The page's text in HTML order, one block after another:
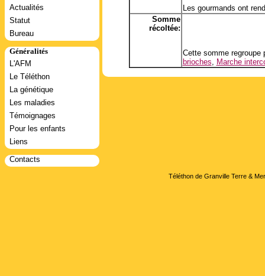
Actualités
Statut
Bureau
Généralités
L'AFM
Le Téléthon
La génétique
Les maladies
Témoignages
Pour les enfants
Liens
Contacts
Les gourmands ont
Somme
récoltée:
Cette somme
brioches
Marche
Téléthon de Granville Terre &